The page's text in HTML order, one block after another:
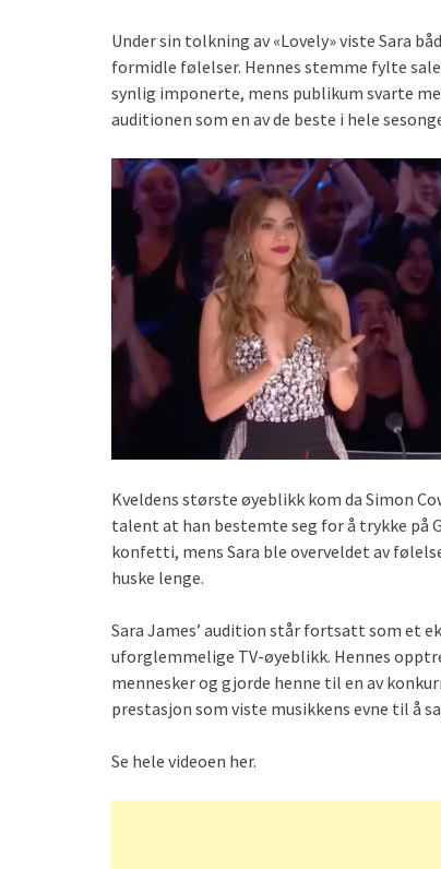
Under sin tolkning av «Lovely» viste Sara
formidle følelser. Hennes stemme fylte
synlig imponerte, mens publikum svarte
auditionen som en av de beste i hele
Kveldens største øyeblikk kom da Simon
talent at han bestemte seg for å trykke på
konfetti, mens Sara ble overveldet av
huske lenge.
Sara James’ audition står fortsatt som et
uforglemmelige TV-øyeblikk. Hennes
mennesker og gjorde henne til en av
prestasjon som viste musikkens evne til å
Se hele videoen her.